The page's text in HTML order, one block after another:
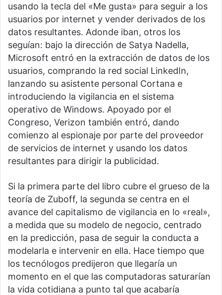
usando la tecla del «Me gusta» para seguir a los
usuarios por internet y vender derivados de los
datos resultantes. Adonde iban, otros los
seguían: bajo la dirección de Satya Nadella,
Microsoft entró en la extracción de datos de los
usuarios, comprando la red social LinkedIn,
lanzando su asistente personal Cortana e
introduciendo la vigilancia en el sistema
operativo de Windows. Apoyado por el
Congreso, Verizon también entró, dando
comienzo al espionaje por parte del proveedor
de servicios de internet y usando los datos
resultantes para dirigir la publicidad.
Si la primera parte del libro cubre el grueso de la
teoría de Zuboff, la segunda se centra en el
avance del capitalismo de vigilancia en lo «real»,
a medida que su modelo de negocio, centrado
en la predicción, pasa de seguir la conducta a
modelarla e intervenir en ella. Hace tiempo que
los tecnólogos predijeron que llegaría un
momento en el que las computadoras saturarían
la vida cotidiana a punto tal que acabaría